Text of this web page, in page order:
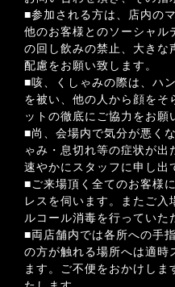
■参加される方は、店内の
他のお客様とのソーシャル
の回し飲みの禁止、大きな
配慮をお願い致します。
■咳、くしゃみの際は、ハ
を被い、他の人から顔をそ
ットの徹底にご協力をお願
■尚、会場内で気分が悪く
ゃみ・息切れ等の症状が出
速やかにスタッフに申し出
■ご来場頂く全てのお客様
レスを伺います。またご入
ルコール消毒を行っていた
■両店舗内では各所への手
の方が触れる場所へは適時
ます。ご不便をおかけし